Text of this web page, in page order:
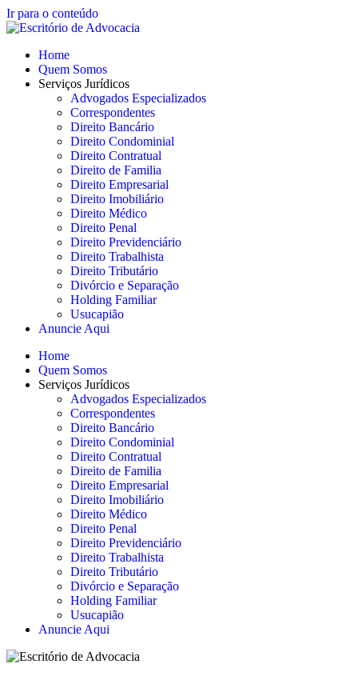
Ir para o conteúdo
Home
Quem Somos
Serviços Jurídicos
Advogados Especializados
Correspondentes
Direito Bancário
Direito Condominial
Direito Contratual
Direito de Familia
Direito Empresarial
Direito Imobiliário
Direito Médico
Direito Penal
Direito Previdenciário
Direito Trabalhista
Direito Tributário
Divórcio e Separação
Holding Familiar
Usucapião
Anuncie Aqui
Home
Quem Somos
Serviços Jurídicos
Advogados Especializados
Correspondentes
Direito Bancário
Direito Condominial
Direito Contratual
Direito de Familia
Direito Empresarial
Direito Imobiliário
Direito Médico
Direito Penal
Direito Previdenciário
Direito Trabalhista
Direito Tributário
Divórcio e Separação
Holding Familiar
Usucapião
Anuncie Aqui